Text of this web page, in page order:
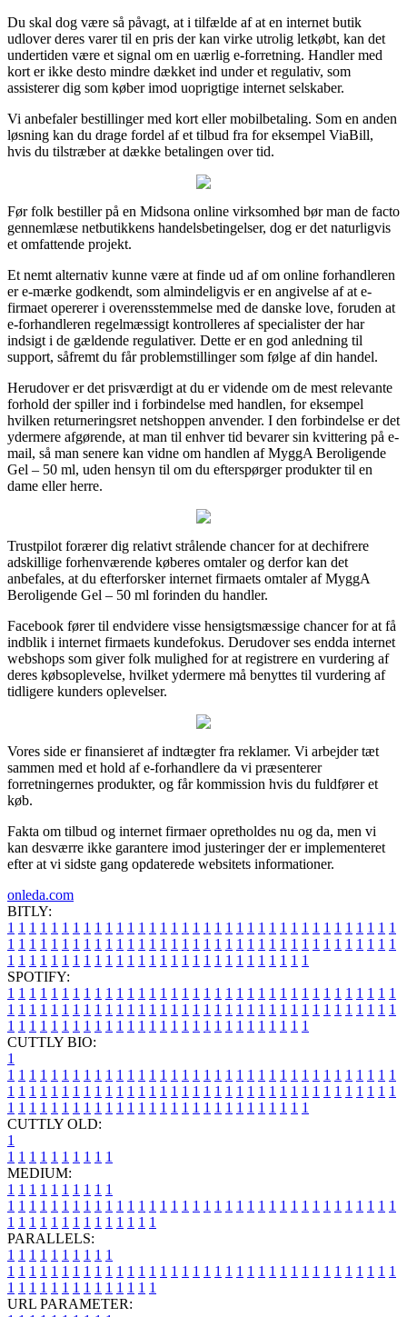
Du skal dog være så påvagt, at i tilfælde af at en internet butik
udlover deres varer til en pris der kan virke utrolig letkøbt, kan det
undertiden være et signal om en uærlig e-forretning. Handler med
kort er ikke desto mindre dækket ind under et regulativ, som
assisterer dig som køber imod uoprigtige internet selskaber.
Vi anbefaler bestillinger med kort eller mobilbetaling. Som en anden
løsning kan du drage fordel af et tilbud fra for eksempel ViaBill,
hvis du tilstræber at dække betalingen over tid.
Før folk bestiller på en Midsona online virksomhed bør man de facto
gennemlæse netbutikkens handelsbetingelser, dog er det naturligvis
et omfattende projekt.
Et nemt alternativ kunne være at finde ud af om online forhandleren
er e-mærke godkendt, som almindeligvis er en angivelse af at e-
firmaet opererer i overensstemmelse med de danske love, foruden at
e-forhandleren regelmæssigt kontrolleres af specialister der har
indsigt i de gældende regulativer. Dette er en god anledning til
support, såfremt du får problemstillinger som følge af din handel.
Herudover er det prisværdigt at du er vidende om de mest relevante
forhold der spiller ind i forbindelse med handlen, for eksempel
hvilken returneringsret netshoppen anvender. I den forbindelse er det
ydermere afgørende, at man til enhver tid bevarer sin kvittering på e-
mail, så man senere kan vidne om handlen af MyggA Beroligende
Gel – 50 ml, uden hensyn til om du efterspørger produkter til en
dame eller herre.
Trustpilot forærer dig relativt strålende chancer for at dechifrere
adskillige forhenværende køberes omtaler og derfor kan det
anbefales, at du efterforsker internet firmaets omtaler af MyggA
Beroligende Gel – 50 ml forinden du handler.
Facebook fører til endvidere visse hensigtsmæssige chancer for at få
indblik i internet firmaets kundefokus. Derudover ses endda internet
webshops som giver folk mulighed for at registrere en vurdering af
deres købsoplevelse, hvilket ydermere må benyttes til vurdering af
tidligere kunders oplevelser.
Vores side er finansieret af indtægter fra reklamer. Vi arbejder tæt
sammen med et hold af e-forhandlere da vi præsenterer
forretningernes produkter, og får kommission hvis du fuldfører et
køb.
Fakta om tilbud og internet firmaer opretholdes nu og da, men vi
kan desværre ikke garantere imod justeringer der er implementeret
efter at vi sidste gang opdaterede websitets informationer.
onleda.com
BITLY:
1 1 1 1 1 1 1 1 1 1 1 1 1 1 1 1 1 1 1 1 1 1 1 1 1 1 1 1 1 1 1 1 1 1 1 1
1 1 1 1 1 1 1 1 1 1 1 1 1 1 1 1 1 1 1 1 1 1 1 1 1 1 1 1 1 1 1 1 1 1 1 1
1 1 1 1 1 1 1 1 1 1 1 1 1 1 1 1 1 1 1 1 1 1 1 1 1 1 1 1
SPOTIFY:
1 1 1 1 1 1 1 1 1 1 1 1 1 1 1 1 1 1 1 1 1 1 1 1 1 1 1 1 1 1 1 1 1 1 1 1
1 1 1 1 1 1 1 1 1 1 1 1 1 1 1 1 1 1 1 1 1 1 1 1 1 1 1 1 1 1 1 1 1 1 1 1
1 1 1 1 1 1 1 1 1 1 1 1 1 1 1 1 1 1 1 1 1 1 1 1 1 1 1 1
CUTTLY BIO:
1
1 1 1 1 1 1 1 1 1 1 1 1 1 1 1 1 1 1 1 1 1 1 1 1 1 1 1 1 1 1 1 1 1 1 1 1
1 1 1 1 1 1 1 1 1 1 1 1 1 1 1 1 1 1 1 1 1 1 1 1 1 1 1 1 1 1 1 1 1 1 1 1
1 1 1 1 1 1 1 1 1 1 1 1 1 1 1 1 1 1 1 1 1 1 1 1 1 1 1 1
CUTTLY OLD:
1
1 1 1 1 1 1 1 1 1 1
MEDIUM:
1 1 1 1 1 1 1 1 1 1
1 1 1 1 1 1 1 1 1 1 1 1 1 1 1 1 1 1 1 1 1 1 1 1 1 1 1 1 1 1 1 1 1 1 1 1
1 1 1 1 1 1 1 1 1 1 1 1 1 1
PARALLELS:
1 1 1 1 1 1 1 1 1 1
1 1 1 1 1 1 1 1 1 1 1 1 1 1 1 1 1 1 1 1 1 1 1 1 1 1 1 1 1 1 1 1 1 1 1 1
1 1 1 1 1 1 1 1 1 1 1 1 1 1
URL PARAMETER: